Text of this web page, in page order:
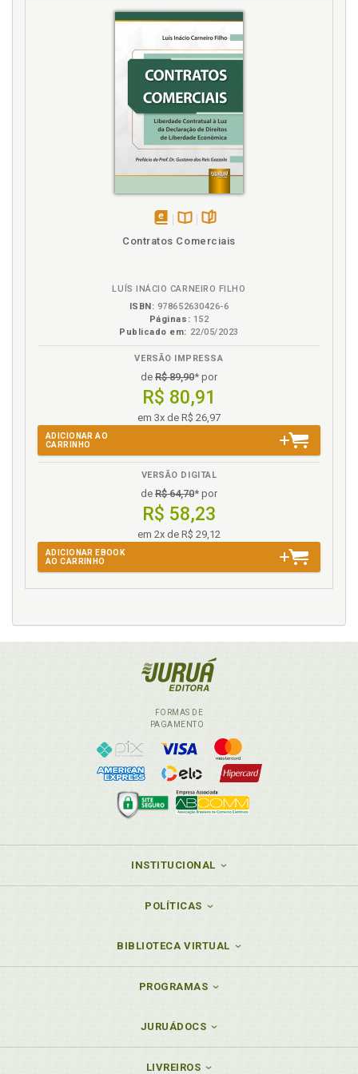
Humanos: novas tecnologias e novos direitos
humanos. Maria Celeste Cordeiro Leite dos Santos /
Marilene Araujo, p. 103
Tolerância à luz da Declaração dos Direitos
Humanos. Maria Celeste Cordeiro Leite dos Santos /
Diego Dall’agnol Maia, p. 71
Tutela da dignidade e liberdade sexual como mínimo
vital inerente à dignidade humana. Celeste Leite dos
Contratos Comerciais
LUÍS INÁCIO CARNEIRO FILHO
ISBN: 978652630426-6
Páginas: 152
Publicado em: 22/05/2023
VERSÃO IMPRESSA
de R$ 89,90* por
R$ 80,91
em 3x de R$ 26,97
ADICIONAR AO
CARRINHO
VERSÃO DIGITAL
de R$ 64,70* por
R$ 58,23
em 2x de R$ 29,12
ADICIONAR EBOOK
AO CARRINHO
FORMAS DE
PAGAMENTO
INSTITUCIONAL
POLÍTICAS
BIBLIOTECA VIRTUAL
PROGRAMAS
JURUÁDOCS
LIVREIROS